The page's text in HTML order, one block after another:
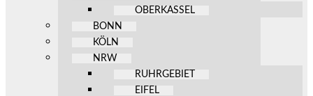
OBERKASSEL
BONN
KÖLN
NRW
RUHRGEBIET
EIFEL